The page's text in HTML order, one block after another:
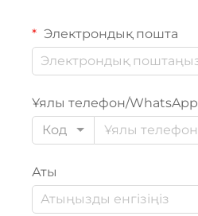
Электрондық пошта
Ұялы телефон/WhatsApp
Код
Аты